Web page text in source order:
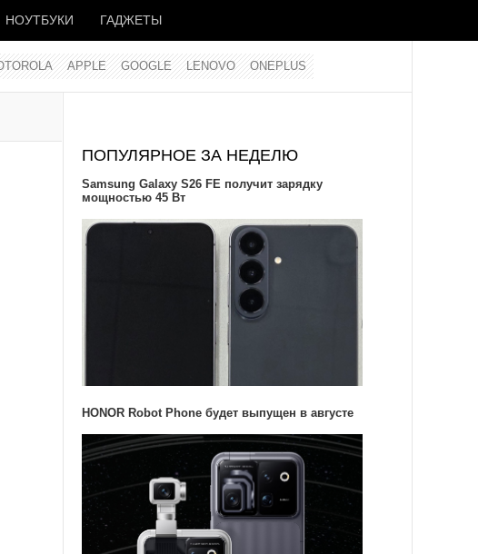
НОУТБУКИ ГАДЖЕТЫ
APPLE GOOGLE LENOVO ONEPLUS
ПОПУЛЯРНОЕ ЗА НЕДЕЛЮ
Samsung Galaxy S26 FE получит зарядку
мощностью 45 Вт
HONOR Robot Phone будет выпущен в августе